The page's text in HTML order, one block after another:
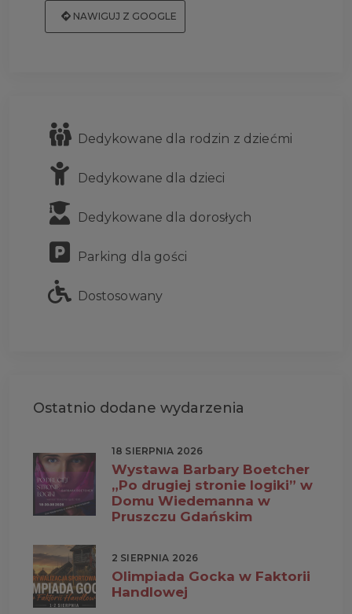
NAWIGUJ Z GOOGLE
Dedykowane dla rodzin z dziećmi
Dedykowane dla dzieci
Dedykowane dla dorosłych
Parking dla gości
Dostosowany
Ostatnio dodane wydarzenia
18 SIERPNIA 2026
Wystawa Barbary Boetcher
„Po drugiej stronie logiki” w
Domu Wiedemanna w
Pruszczu Gdańskim
2 SIERPNIA 2026
Olimpiada Gocka w Faktorii
Handlowej